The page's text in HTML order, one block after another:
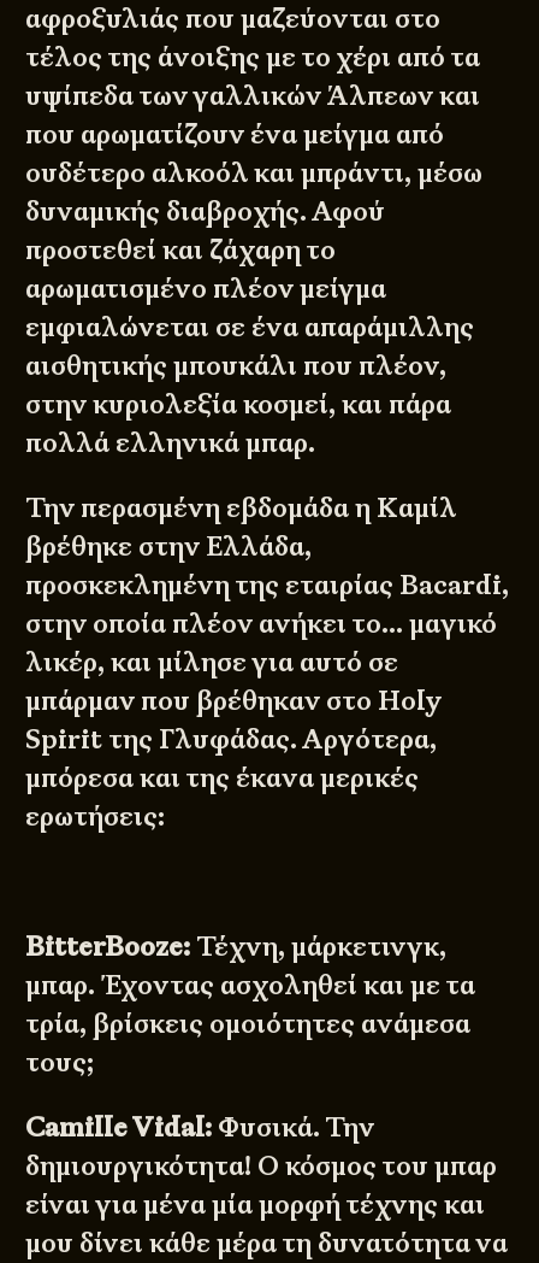
αφροξυλιάς που μαζεύονται στο
τέλος της άνοιξης με το χέρι από τα
υψίπεδα των γαλλικών Άλπεων και
που αρωματίζουν ένα μείγμα από
ουδέτερο αλκοόλ και μπράντι, μέσω
δυναμικής διαβροχής. Αφού
προστεθεί και ζάχαρη το
αρωματισμένο πλέον μείγμα
εμφιαλώνεται σε ένα απαράμιλλης
αισθητικής μπουκάλι που πλέον,
στην κυριολεξία κοσμεί, και πάρα
πολλά ελληνικά μπαρ.
Την περασμένη εβδομάδα η Καμίλ
βρέθηκε στην Ελλάδα,
προσκεκλημένη της εταιρίας Bacardi,
στην οποία πλέον ανήκει το… μαγικό
λικέρ, και μίλησε για αυτό σε
μπάρμαν που βρέθηκαν στο Holy
Spirit της Γλυφάδας. Αργότερα,
μπόρεσα και της έκανα μερικές
ερωτήσεις:
BitterBooze: Τέχνη, μάρκετινγκ,
μπαρ. Έχοντας ασχοληθεί και με τα
τρία, βρίσκεις ομοιότητες ανάμεσα
τους;
Camille Vidal: Φυσικά. Την
δημιουργικότητα! Ο κόσμος του μπαρ
είναι για μένα μία μορφή τέχνης και
μου δίνει κάθε μέρα τη δυνατότητα να